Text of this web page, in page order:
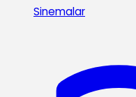
Sinemalar